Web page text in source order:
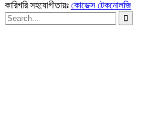
কারিগরি সহযোগীতায়ঃ কোডেক্স টেকনোলজি